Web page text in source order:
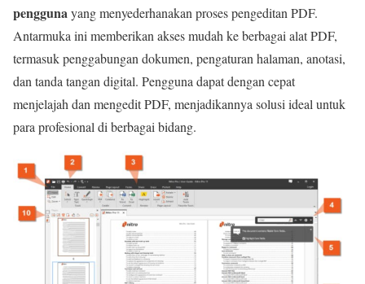
pengguna yang menyederhanakan proses pengeditan PDF.
Antarmuka ini memberikan akses mudah ke berbagai alat PDF,
termasuk penggabungan dokumen, pengaturan halaman, anotasi,
dan tanda tangan digital. Pengguna dapat dengan cepat
menjelajah dan mengedit PDF, menjadikannya solusi ideal untuk
para profesional di berbagai bidang.